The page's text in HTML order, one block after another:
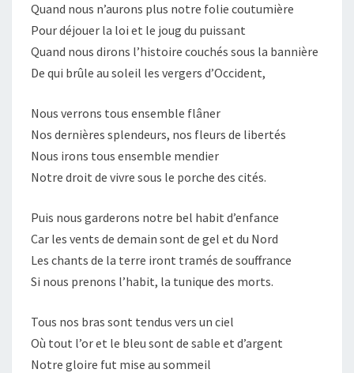
Quand nous n’aurons plus notre folie coutumière
Pour déjouer la loi et le joug du puissant
Quand nous dirons l’histoire couchés sous la bannière
De qui brûle au soleil les vergers d’Occident,
Nous verrons tous ensemble flâner
Nos dernières splendeurs, nos fleurs de libertés
Nous irons tous ensemble mendier
Notre droit de vivre sous le porche des cités.
Puis nous garderons notre bel habit d’enfance
Car les vents de demain sont de gel et du Nord
Les chants de la terre iront tramés de souffrance
Si nous prenons l’habit, la tunique des morts.
Tous nos bras sont tendus vers un ciel
Où tout l’or et le bleu sont de sable et d’argent
Notre gloire fut mise au sommeil